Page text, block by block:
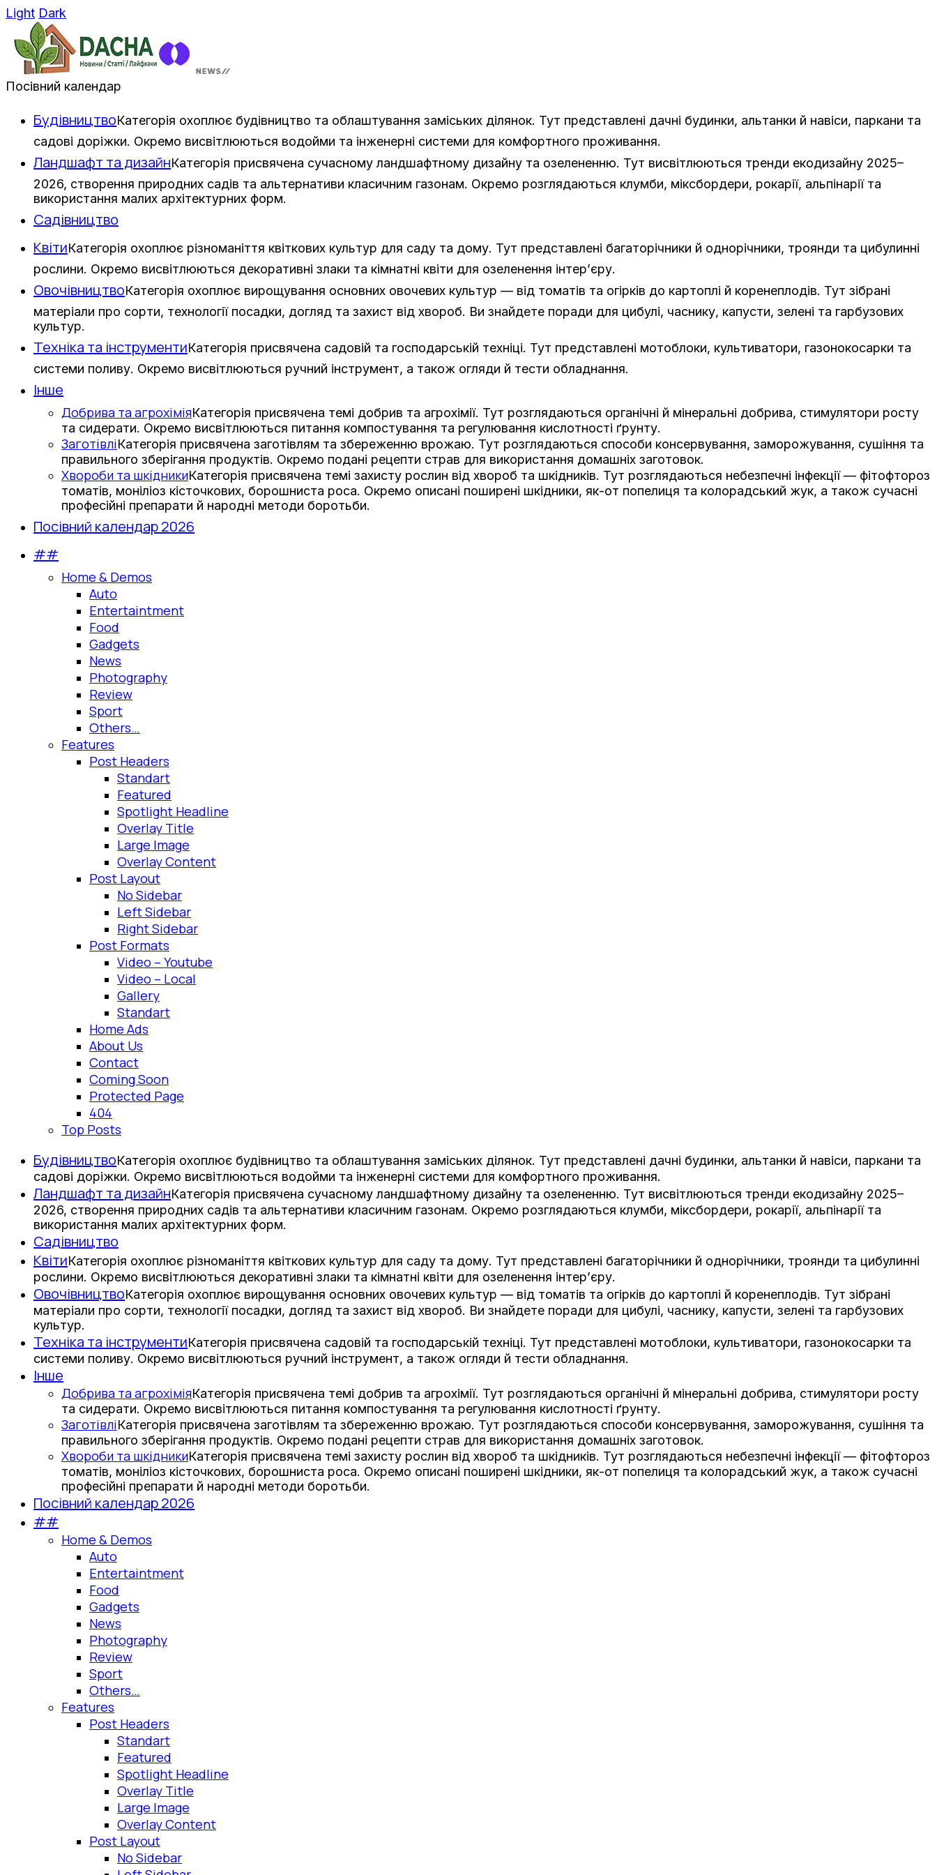
Light Dark
Посівний календар
БудівництвоКатегорія охоплює будівництво та облаштування заміських ділянок. Тут представлені дачні будинки, альтанки й навіси, паркани та
садові доріжки. Окремо висвітлюються водойми та інженерні системи для комфортного проживання.
Ландшафт та дизайнКатегорія присвячена сучасному ландшафтному дизайну та озелененню. Тут висвітлюються тренди екодизайну 2025–
2026, створення природних садів та альтернативи класичним газонам. Окремо розглядаються клумби, міксбордери, рокарії, альпінарії та
використання малих архітектурних форм.
Садівництво
КвітиКатегорія охоплює різноманіття квіткових культур для саду та дому. Тут представлені багаторічники й однорічники, троянди та цибулинні
рослини. Окремо висвітлюються декоративні злаки та кімнатні квіти для озеленення інтер’єру.
ОвочівництвоКатегорія охоплює вирощування основних овочевих культур — від томатів та огірків до картоплі й коренеплодів. Тут зібрані
матеріали про сорти, технології посадки, догляд та захист від хвороб. Ви знайдете поради для цибулі, часнику, капусти, зелені та гарбузових
культур.
Техніка та інструментиКатегорія присвячена садовій та господарській техніці. Тут представлені мотоблоки, культиватори, газонокосарки та
системи поливу. Окремо висвітлюються ручний інструмент, а також огляди й тести обладнання.
Інше
Добрива та агрохіміяКатегорія присвячена темі добрив та агрохімії. Тут розглядаються органічні й мінеральні добрива, стимулятори росту
та сидерати. Окремо висвітлюються питання компостування та регулювання кислотності ґрунту.
ЗаготівліКатегорія присвячена заготівлям та збереженню врожаю. Тут розглядаються способи консервування, заморожування, сушіння та
правильного зберігання продуктів. Окремо подані рецепти страв для використання домашніх заготовок.
Хвороби та шкідникиКатегорія присвячена темі захисту рослин від хвороб та шкідників. Тут розглядаються небезпечні інфекції — фітофтороз
томатів, моніліоз кісточкових, борошниста роса. Окремо описані поширені шкідники, як-от попелиця та колорадський жук, а також сучасні
професійні препарати й народні методи боротьби.
Посівний календар 2026
##
Home & Demos
Auto
Entertaintment
Food
Gadgets
News
Photography
Review
Sport
Others…
Features
Post Headers
Standart
Featured
Spotlight Headline
Overlay Title
Large Image
Overlay Content
Post Layout
No Sidebar
Left Sidebar
Right Sidebar
Post Formats
Video – Youtube
Video – Local
Gallery
Standart
Home Ads
About Us
Contact
Coming Soon
Protected Page
404
Top Posts
БудівництвоКатегорія охоплює будівництво та облаштування заміських ділянок. Тут представлені дачні будинки, альтанки й навіси, паркани та
садові доріжки. Окремо висвітлюються водойми та інженерні системи для комфортного проживання.
Ландшафт та дизайнКатегорія присвячена сучасному ландшафтному дизайну та озелененню. Тут висвітлюються тренди екодизайну 2025–
2026, створення природних садів та альтернативи класичним газонам. Окремо розглядаються клумби, міксбордери, рокарії, альпінарії та
використання малих архітектурних форм.
Садівництво
КвітиКатегорія охоплює різноманіття квіткових культур для саду та дому. Тут представлені багаторічники й однорічники, троянди та цибулинні
рослини. Окремо висвітлюються декоративні злаки та кімнатні квіти для озеленення інтер’єру.
ОвочівництвоКатегорія охоплює вирощування основних овочевих культур — від томатів та огірків до картоплі й коренеплодів. Тут зібрані
матеріали про сорти, технології посадки, догляд та захист від хвороб. Ви знайдете поради для цибулі, часнику, капусти, зелені та гарбузових
культур.
Техніка та інструментиКатегорія присвячена садовій та господарській техніці. Тут представлені мотоблоки, культиватори, газонокосарки та
системи поливу. Окремо висвітлюються ручний інструмент, а також огляди й тести обладнання.
Інше
Добрива та агрохіміяКатегорія присвячена темі добрив та агрохімії. Тут розглядаються органічні й мінеральні добрива, стимулятори росту
та сидерати. Окремо висвітлюються питання компостування та регулювання кислотності ґрунту.
ЗаготівліКатегорія присвячена заготівлям та збереженню врожаю. Тут розглядаються способи консервування, заморожування, сушіння та
правильного зберігання продуктів. Окремо подані рецепти страв для використання домашніх заготовок.
Хвороби та шкідникиКатегорія присвячена темі захисту рослин від хвороб та шкідників. Тут розглядаються небезпечні інфекції — фітофтороз
томатів, моніліоз кісточкових, борошниста роса. Окремо описані поширені шкідники, як-от попелиця та колорадський жук, а також сучасні
професійні препарати й народні методи боротьби.
Посівний календар 2026
##
Home & Demos
Auto
Entertaintment
Food
Gadgets
News
Photography
Review
Sport
Others…
Features
Post Headers
Standart
Featured
Spotlight Headline
Overlay Title
Large Image
Overlay Content
Post Layout
No Sidebar